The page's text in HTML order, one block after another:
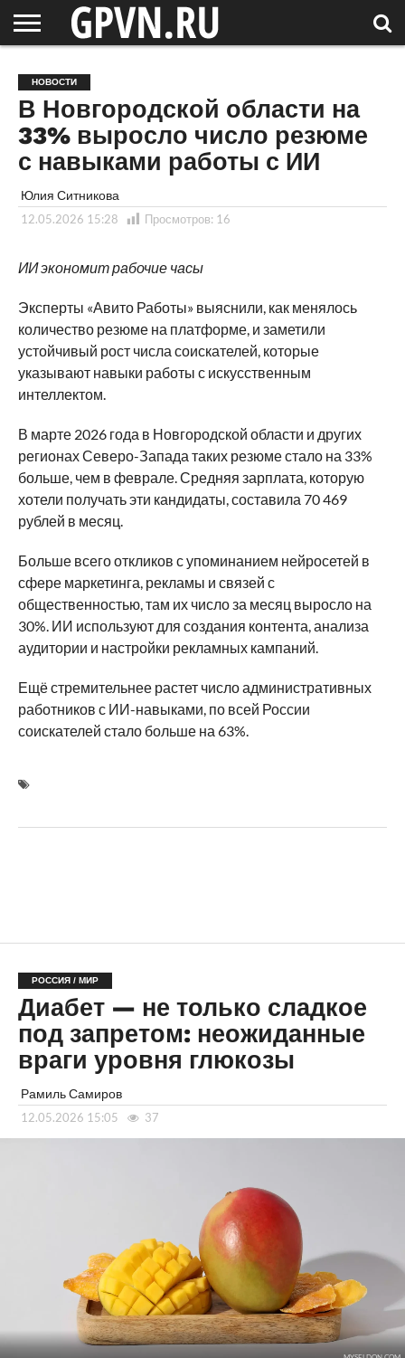
ОБЛАСТЬ
НОВОСТИ
СОСЕДЕЙ
РОССИЯ
/ МИР
СПЕЦПРОЕКТЫ
БЛОГ
СТАТЬИ
ФОТОРЕПОРТАЖИ
ИНТЕРВЬЮ
ОБЪЕКТЫ
ПОДБОРКИ
НОВОСТИ
В Новгородской области на
33% выросло число резюме
с навыками работы с ИИ
Юлия Ситникова
12.05.2026 15:28 Просмотров: 16
ИИ экономит рабочие часы
Эксперты «Авито Работы» выяснили, как менялось
количество резюме на платформе, и заметили
устойчивый рост числа соискателей, которые
указывают навыки работы с искусственным
интеллектом.
В марте 2026 года в Новгородской области и других
регионах Северо-Запада таких резюме стало на 33%
больше, чем в феврале. Средняя зарплата, которую
хотели получать эти кандидаты, составила 70 469
рублей в месяц.
Больше всего откликов с упоминанием нейросетей в
сфере маркетинга, рекламы и связей с
общественностью, там их число за месяц выросло на
30%. ИИ используют для создания контента, анализа
аудитории и настройки рекламных кампаний.
Ещё стремительнее растет число административных
работников с ИИ-навыками, по всей России
соискателей стало больше на 63%.
РОССИЯ / МИР
Диабет — не только сладкое
под запретом: неожиданные
враги уровня глюкозы
Рамиль Самиров
12.05.2026 15:05 37